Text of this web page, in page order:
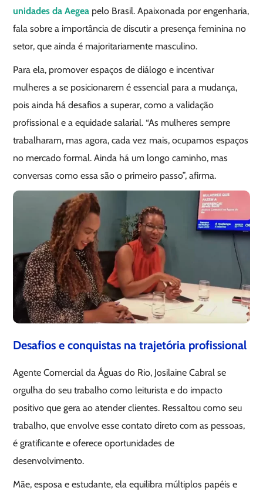
unidades da Aegea pelo Brasil. Apaixonada por engenharia,
fala sobre a importância de discutir a presença feminina no
setor, que ainda é majoritariamente masculino.
Para ela, promover espaços de diálogo e incentivar
mulheres a se posicionarem é essencial para a mudança,
pois ainda há desafios a superar, como a validação
profissional e a equidade salarial. “As mulheres sempre
trabalharam, mas agora, cada vez mais, ocupamos espaços
no mercado formal. Ainda há um longo caminho, mas
conversas como essa são o primeiro passo”, afirma.
Desafios e conquistas na trajetória profissional
Agente Comercial da Águas do Rio, Josilaine Cabral se
orgulha do seu trabalho como leiturista e do impacto
positivo que gera ao atender clientes. Ressaltou como seu
trabalho, que envolve esse contato direto com as pessoas,
é gratificante e oferece oportunidades de
desenvolvimento.
Mãe, esposa e estudante, ela equilibra múltiplos papéis e